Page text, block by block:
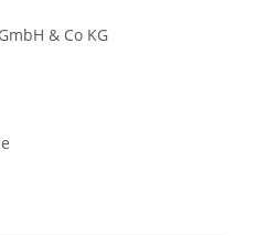
& Co KG